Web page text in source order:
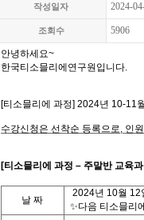
작성일자 2024-
조회수 5906
안녕하세요~
한국티소믈리에연구원입니다.
[티소믈리에 과정] 2024년 10-11
수강신청은 선착순 등록으로, 인
[티 소믈리에 과정 – 주말반교육
날 짜
2024년 10월 12
✨다음 티소믈리